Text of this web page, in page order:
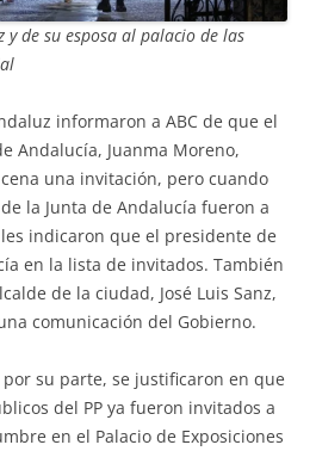
y de su esposa al palacio de las
informaron a ABC de que el
Andalucía, Juanma Moreno,
una invitación, pero cuando
la Junta de Andalucía fueron a
indicaron que el presidente de
en la lista de invitados. También
de la ciudad, José Luis Sanz,
comunicación del Gobierno.
por su parte, se justificaron en que
del PP ya fueron invitados a
en el Palacio de Exposiciones